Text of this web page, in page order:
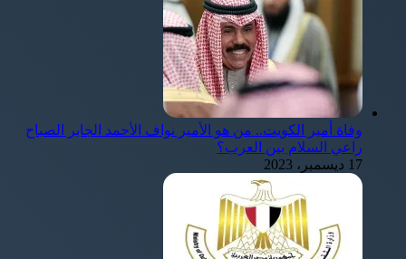
وفاة أمير الكويت.. من هو الأمير نواف الأحمد الجابر الصباح
راعي السلام بين العرب؟
17 ديسمبر، 2023